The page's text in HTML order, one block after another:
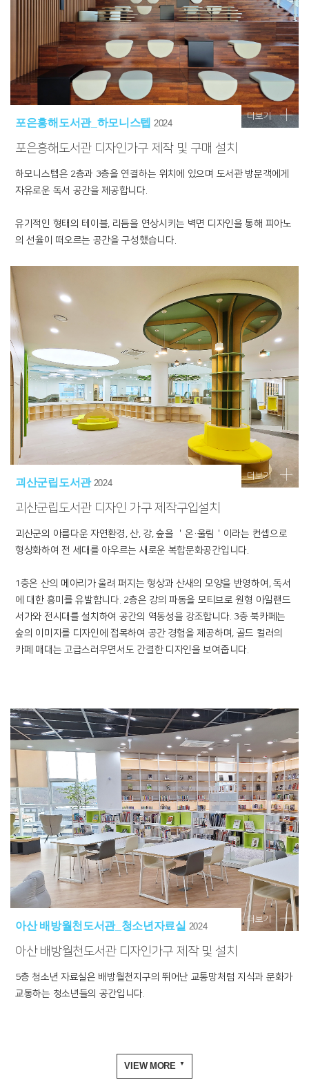
더보기
포은흥해도서관_하모니스텝 2024
포은흥해도서관 디자인가구 제작 및 구매 설치
하모니스텝은 2층과 3층을 연결하는 위치에 있으며 도서관 방문객에게
자유로운 독서 공간을 제공합니다.
유기적인 형태의 테이블, 리듬을 연상시키는 벽면 디자인을 통해 피아노
의 선율이 떠오르는 공간을 구성했습니다.
더보기
괴산군립도서관 2024
괴산군립도서관 디자인 가구 제작구입설치
괴산군의 아름다운 자연환경, 산, 강, 숲을 ＇온·울림＇이라는 컨셉으로
형상화하여 전 세대를 아우르는 새로운 복합문화공간입니다.
1층은 산의 메아리가 울려 퍼지는 형상과 산새의 모양을 반영하여, 독서
에 대한 흥미를 유발합니다. 2층은 강의 파동을 모티브로 원형 아일랜드
서가와 전시대를 설치하여 공간의 역동성을 강조합니다. 3층 북카페는
숲의 이미지를 디자인에 접목하여 공간 경험을 제공하며, 골드 컬러의
카페 매대는 고급스러우면서도 간결한 디자인을 보여줍니다.
더보기
아산 배방월천도서관_청소년자료실 2024
아산 배방월천도서관 디자인가구 제작 및 설치
5층 청소년 자료실은 배방월천지구의 뛰어난 교통망처럼 지식과 문화가
교통하는 청소년들의 공간입니다.
VIEW MORE ▼